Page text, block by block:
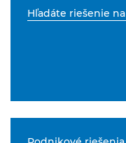
Hľadáte riešenie